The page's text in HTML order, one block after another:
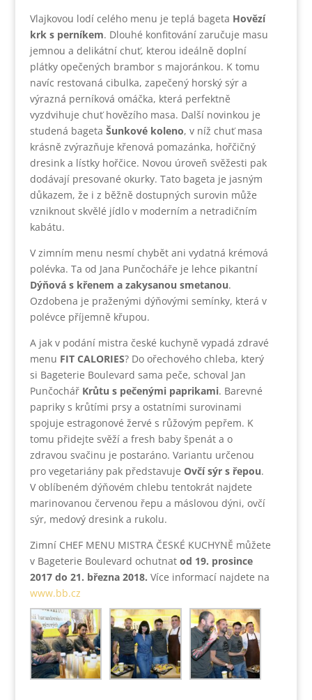
Vlajkovou lodí celého menu je teplá bageta Hovězí
krk s perníkem. Dlouhé konfitování zaručuje masu
jemnou a delikátní chuť, kterou ideálně doplní
plátky opečených brambor s majoránkou. K tomu
navíc restovaná cibulka, zapečený horský sýr a
výrazná perníková omáčka, která perfektně
vyzdvihuje chuť hovězího masa. Další novinkou je
studená bageta Šunkové koleno, v níž chuť masa
krásně zvýrazňuje křenová pomazánka, hořčičný
dresink a lístky hořčice. Novou úroveň svěžesti pak
dodávají presované okurky. Tato bageta je jasným
důkazem, že i z běžně dostupných surovin může
vzniknout skvělé jídlo v moderním a netradičním
kabátu.
V zimním menu nesmí chybět ani vydatná krémová
polévka. Ta od Jana Punčocháře je lehce pikantní
Dýňová s křenem a zakysanou smetanou.
Ozdobena je praženými dýňovými semínky, která v
polévce příjemně křupou.
A jak v podání mistra české kuchyně vypadá zdravé
menu FIT CALORIES? Do ořechového chleba, který
si Bageterie Boulevard sama peče, schoval Jan
Punčochář Krůtu s pečenými paprikami. Barevné
papriky s krůtími prsy a ostatními surovinami
spojuje estragonové žervé s růžovým pepřem. K
tomu přidejte svěží a fresh baby špenát a o
zdravou svačinu je postaráno. Variantu určenou
pro vegetariány pak představuje Ovčí sýr s řepou.
V oblíbeném dýňovém chlebu tentokrát najdete
marinovanou červenou řepu a máslovou dýni, ovčí
sýr, medový dresink a rukolu.
Zimní CHEF MENU MISTRA ČESKÉ KUCHYNĚ můžete
v Bageterie Boulevard ochutnat od 19. prosince
2017 do 21. března 2018. Více informací najdete na
www.bb.cz